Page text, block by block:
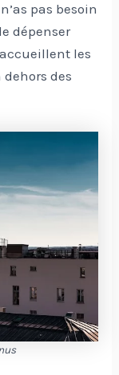
pas besoin
dépenser
les
des